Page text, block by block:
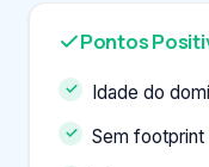
Pontos
Idade do
Sem